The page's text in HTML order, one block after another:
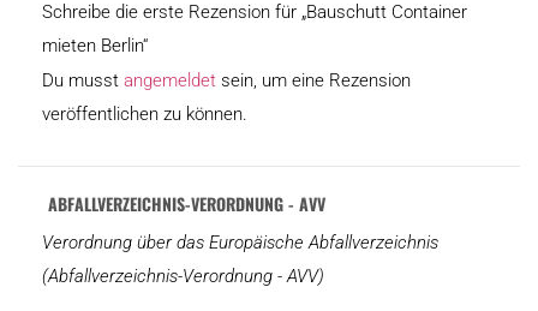
Schreibe die erste Rezension für „Bauschutt Container
mieten Berlin“
Du musst angemeldet sein, um eine Rezension
veröffentlichen zu können.
ABFALLVERZEICHNIS-VERORDNUNG - AVV
Verordnung über das Europäische Abfallverzeichnis
(Abfallverzeichnis-Verordnung - AVV)